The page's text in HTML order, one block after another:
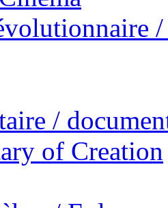
/
of Creation